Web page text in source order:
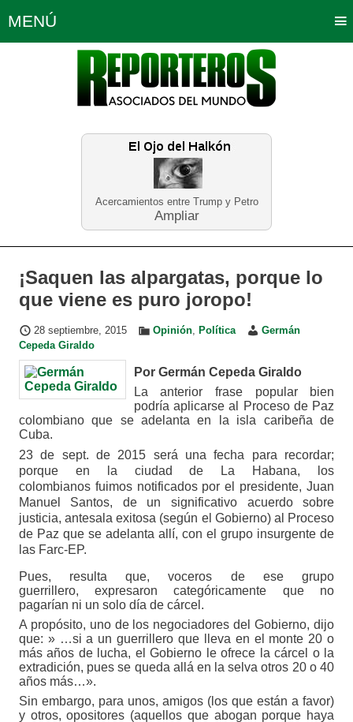
Acercamientos entre Trump y Petro
Ampliar
MENÚ
Política Opinión Bogotá
Planeta Tierra Deportes
Educación Neira
¡Saquen las alpargatas, porque lo
que viene es puro joropo!
28 septiembre, 2015 Opinión, Política
Germán
Cepeda Giraldo
Por Germán Cepeda Giraldo
La anterior frase popular bien
podría aplicarse al Proceso de Paz
colombiano que se adelanta en la isla caribeña de
Cuba.
23 de sept. de 2015 será una fecha para recordar;
porque en la ciudad de La Habana, los
colombianos fuimos notificados por el presidente, Juan
Manuel Santos, de un significativo acuerdo sobre
justicia, antesala exitosa (según el Gobierno) al Proceso
de Paz que se adelanta allí, con el grupo insurgente de
las Farc-EP.
Pues, resulta que, voceros de ese grupo
guerrillero, expresaron categóricamente que no
pagarían ni un solo día de cárcel.
A propósito, uno de los negociadores del Gobierno, dijo
que: » …si a un guerrillero que lleva en el monte 20 o
más años de lucha, el Gobierno le ofrece la cárcel o la
extradición, pues se queda allá en la selva otros 20 o 40
años más…».
Sin embargo, para unos, amigos (los que están a favor)
y otros, opositores (aquellos que abogan porque haya